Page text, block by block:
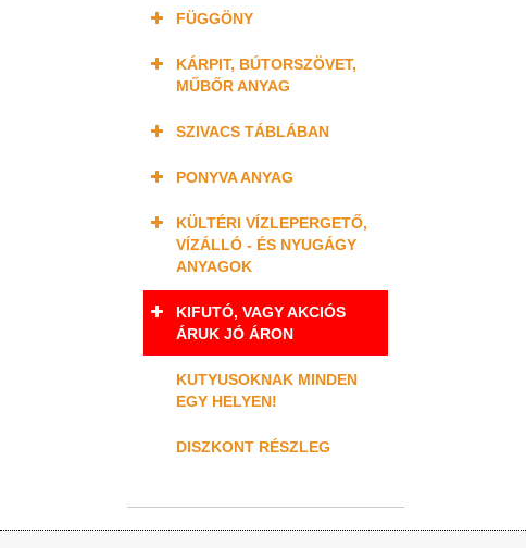
FÜGGÖNY
KÁRPIT, BÚTORSZÖVET,
MŰBŐR ANYAG
SZIVACS TÁBLÁBAN
PONYVA ANYAG
KÜLTÉRI VÍZLEPERGETŐ,
VÍZÁLLÓ - ÉS NYUGÁGY
ANYAGOK
KIFUTÓ, VAGY AKCIÓS
ÁRUK JÓ ÁRON
KUTYUSOKNAK MINDEN
EGY HELYEN!
DISZKONT RÉSZLEG